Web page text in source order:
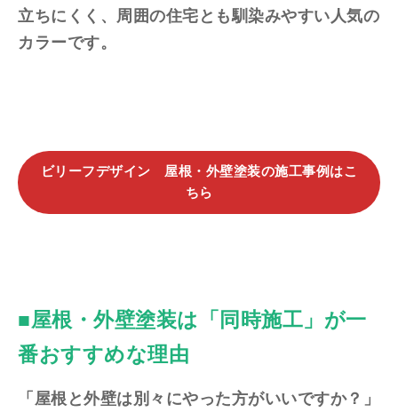
立ちにくく、周囲の住宅とも馴染みやすい人気の
カラーです。
ビリーフデザイン 屋根・外壁塗装の施工事例はこ
ちら
■屋根・外壁塗装は「同時施工」が一
番おすすめな理由
「屋根と外壁は別々にやった方がいいですか？」